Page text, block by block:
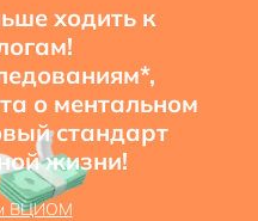
ходить к
о ментальном
стандарт
жизни!
ВЦИОМ